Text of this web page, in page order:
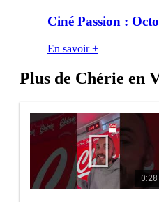
Ciné Passion :
En savoir +
Plus de Chérie en
0:28